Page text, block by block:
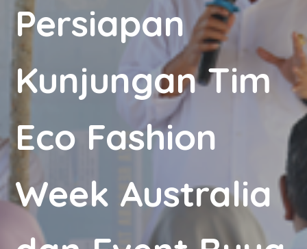
Persiapan
Kunjungan Tim
Eco Fashion
Week Australia